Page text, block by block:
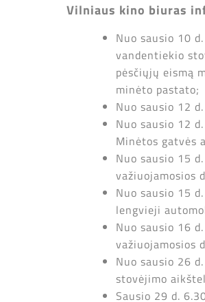
Vilniaus kino biuras
Nuo sausio 10
vandentiekio
pėsčiųjų eismą
minėto pastato;
Nuo sausio 12
Nuo sausio 12
Minėtos gatvės
Nuo sausio 15
važiuojamosios
Nuo sausio 15
lengvieji
Nuo sausio 16
važiuojamosios
Nuo sausio 26
stovėjimo
Sausio 29 d.